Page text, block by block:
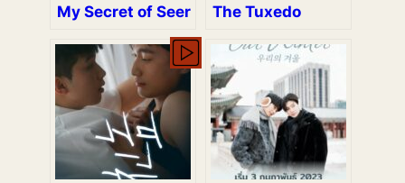
My Secret of Seer The Tuxedo